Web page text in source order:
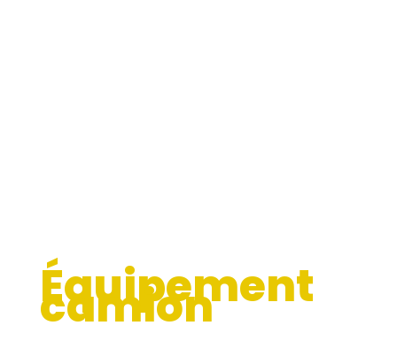
Équipement
camion